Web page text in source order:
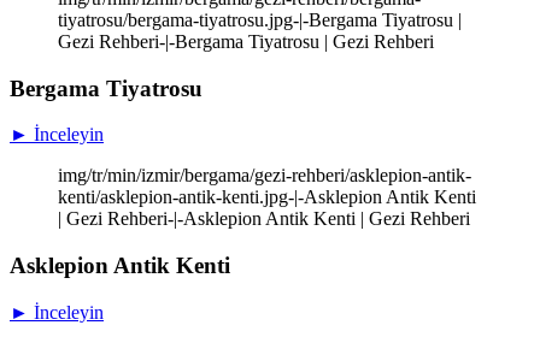
tiyatrosu/bergama-tiyatrosu.jpg-|-Bergama Tiyatrosu |
Gezi Rehberi-|-Bergama Tiyatrosu | Gezi Rehberi
Bergama Tiyatrosu
► İnceleyin
img/tr/min/izmir/bergama/gezi-rehberi/asklepion-antik-
kenti/asklepion-antik-kenti.jpg-|-Asklepion Antik Kenti
| Gezi Rehberi-|-Asklepion Antik Kenti | Gezi Rehberi
Asklepion Antik Kenti
► İnceleyin